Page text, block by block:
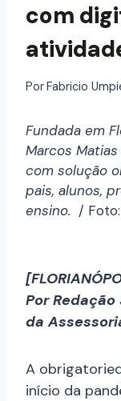
com
PorFabricio
Fundada em
Marcos
com solução
pais, alunos,
ensino. /
Por
da
A
início da